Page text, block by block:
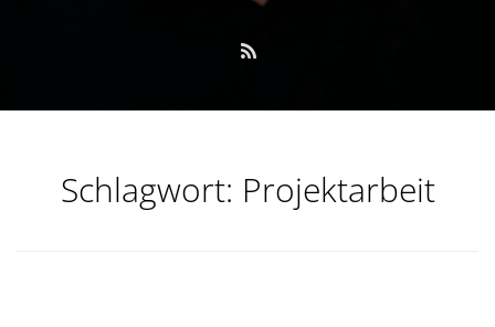
Schlagwort: Projektarbeit